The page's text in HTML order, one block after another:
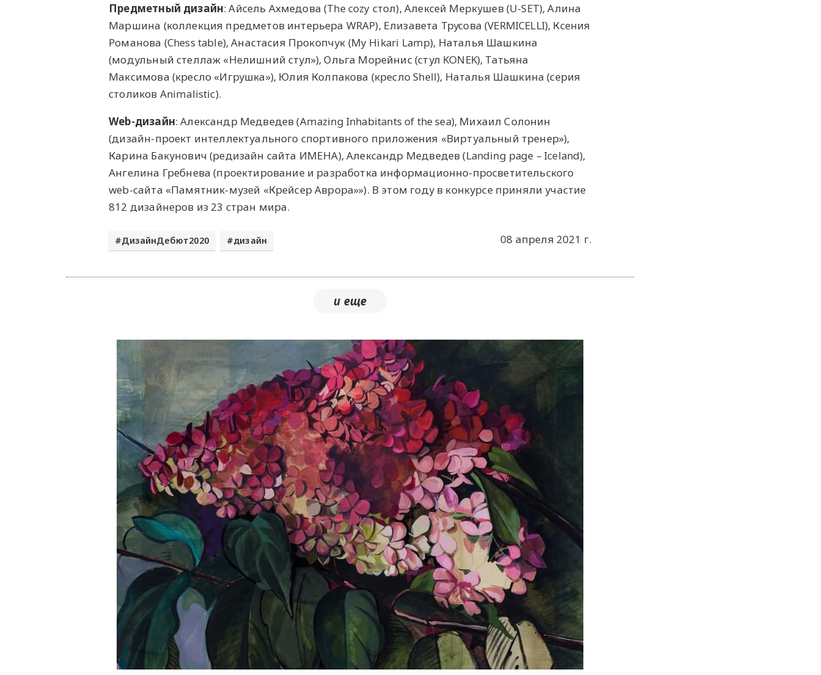
Предметный дизайн: Айсель Ахмедова (The cozy стол), Алексей Меркушев (U-SET), Алина
Маршина (коллекция предметов интерьера WRAP), Елизавета Трусова (VERMICELLI), Ксения
Романова (Chess table), Анастасия Прокопчук (My Hikari Lamp), Наталья Шашкина
(модульный стеллаж «Нелишний стул»), Ольга Морейнис (стул KONEK), Татьяна
Максимова (кресло «Игрушка»), Юлия Колпакова (кресло Shell), Наталья Шашкина (серия
столиков Animalistic).
Web-дизайн: Александр Медведев (Amazing Inhabitants of the sea), Михаил Солонин
(дизайн-проект интеллектуального спортивного приложения «Виртуальный тренер»),
Карина Бакунович (редизайн сайта ИМЕНА), Александр Медведев (Landing page – Iceland),
Ангелина Гребнева (проектирование и разработка информационно-просветительского
web-сайта «Памятник-музей «Крейсер Аврора»»). В этом году в конкурсе приняли участие
812 дизайнеров из 23 стран мира.
08 апреля 2021 г.
ДизайнДебют2020 дизайн